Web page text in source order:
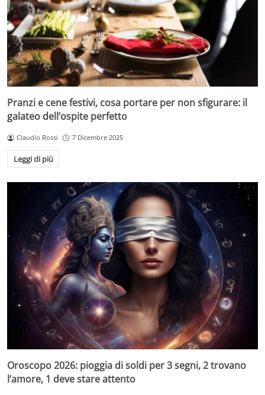
Pranzi e cene festivi, cosa portare per non sfigurare: il
galateo dell’ospite perfetto
Claudio Rossi 7 Dicembre 2025
Leggi di più
Oroscopo 2026: pioggia di soldi per 3 segni, 2 trovano
l’amore, 1 deve stare attento